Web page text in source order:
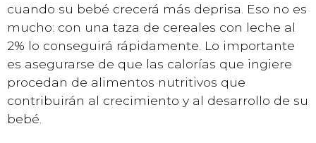
cuando su bebé crecerá más deprisa. Eso no es
mucho: con una taza de cereales con leche al
2% lo conseguirá rápidamente. Lo importante
es asegurarse de que las calorías que ingiere
procedan de alimentos nutritivos que
contribuirán al crecimiento y al desarrollo de su
bebé.